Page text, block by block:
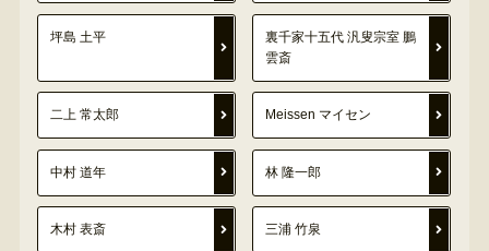
坪島 土平
裏千家十五代 汎叟宗室 鵬
雲斎
二上 常太郎 Meissen マイセン
中村 道年 林 隆一郎
木村 表斎 三浦 竹泉